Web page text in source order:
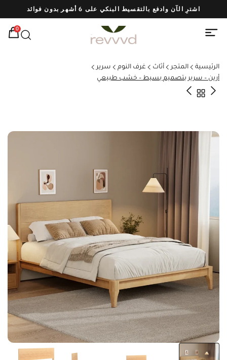
اشترِ الآن وادفع بالتقسيط البنكي على 6 أشهر بدون فوائد
0
الرئيسية المتجر أثاث غرف النوم
سرير
أرين – سرير بتصميم بسيط – خشب طبيعي